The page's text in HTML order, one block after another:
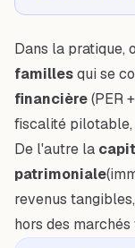
Dans la pratique,
famillesqui se
financière(PER
fiscalité pilotable,
De l'autre la
patrimoniale
revenus
hors des marchés